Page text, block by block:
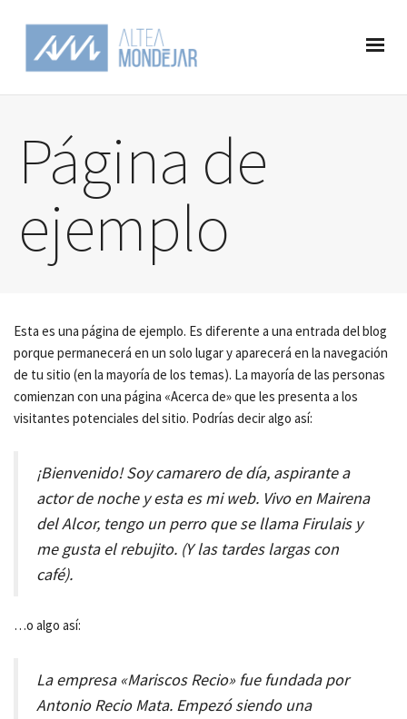
Página de
ejemplo
Esta es una página de ejemplo. Es diferente a una entrada del blog
porque permanecerá en un solo lugar y aparecerá en la navegación
de tu sitio (en la mayoría de los temas). La mayoría de las personas
comienzan con una página «Acerca de» que les presenta a los
visitantes potenciales del sitio. Podrías decir algo así:
¡Bienvenido! Soy camarero de día, aspirante a
actor de noche y esta es mi web. Vivo en Mairena
del Alcor, tengo un perro que se llama Firulais y
me gusta el rebujito. (Y las tardes largas con
café).
…o algo así:
La empresa «Mariscos Recio» fue fundada por
Antonio Recio Mata. Empezó siendo una